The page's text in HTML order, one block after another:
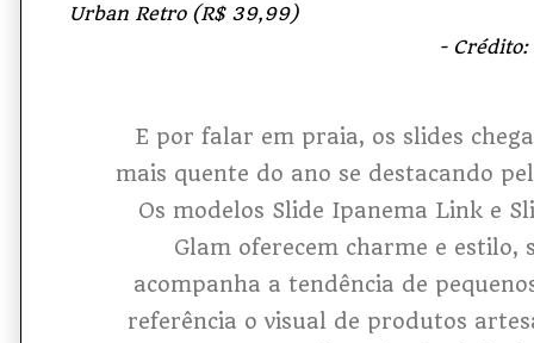
Urban Retro (R$ 39,99)
- Crédito:
E por falar em praia, os slides
mais quente do ano se destacando
Os modelos Slide Ipanema Link e
Glam oferecem charme e estilo,
acompanha a tendência de
referência o visual de produtos